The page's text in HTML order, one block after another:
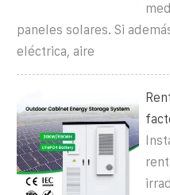
paneles solares. Si
eléctrica, aire